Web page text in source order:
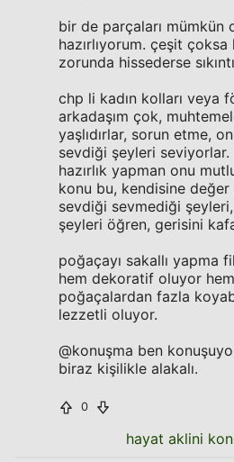
bir de parçaları mümkün
hazırlıyorum. çeşit
zorunda hissederse
chp li kadın kolları veya
arkadaşım çok,
yaşlıdırlar, sorun etme,
sevdiği şeyleri
hazırlık yapman onu
konu bu, kendisine değer
sevdiği sevmediği
şeyleri öğren, gerisini
poğaçayı sakallı yapma
hem dekoratif oluyor
poğaçalardan fazla
lezzetli oluyor.
@konuşma ben
biraz kişilikle alakalı.
0